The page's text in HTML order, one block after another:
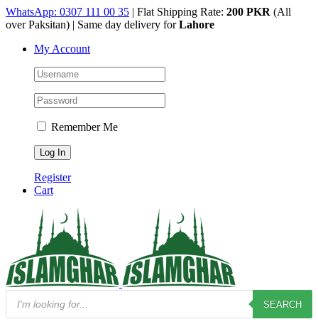
Skip
to
WhatsApp: 0307 111 00 35 | Flat Shipping Rate: 200 PKR (All
over Paksitan) | Same day delivery forLahore
My Account
Remember Me
Register
Cart
Products
search
SEARCH